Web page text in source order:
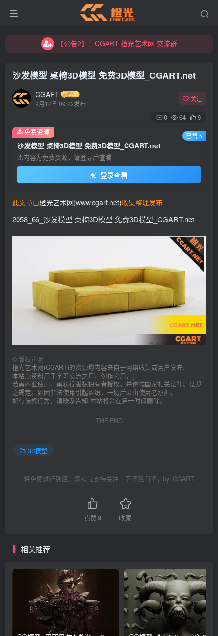
【公告2】：CGART 橙光艺术网 交流群
【公告2】：CGART 橙光艺术网 交流群
沙发模型 桌椅3D模型 免费3D模型_CGART.net
CGART
9月12日 09:22发布
关注
0 64 9
沙发模型 桌椅3D模型 免费3D模型_CGART.net
此内容为免费资源，请登录后查看
登录查看
免费资源 已售 5
此文章由橙光艺术网(www.cgart.net)收集整理发布
2058_66_沙发模型 桌椅3D模型 免费3D模型_CGART.net
© 版权声明
橙光艺术网(CGART)的资源均内容来自于网络收集或用户发布.
本站点资料用于学习交流之用，勿作它用，；
若需商业使用，需获得版权拥有者授权，并遵循国家相关法律、法规
之规定。如因非法使用引起纠纷，一切后果由使用者承担。
如有侵权行为，请联系告知 本站将会在第一时间删除。
THE END
3D模型
将免费进行到底，喜欢就支持关注一下吧我们吧，by_CGART
点赞9 收藏
相关推荐